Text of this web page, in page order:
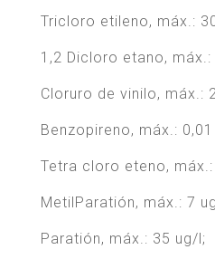
Tricloro etileno, máx.:
1,2 Dicloro etano, máx.:
Cloruro de vinilo, máx.:
Benzopireno, máx.:
Tetra cloro eteno,
MetilParatión, máx.: 7
Paratión, máx.: 35 ug/l;